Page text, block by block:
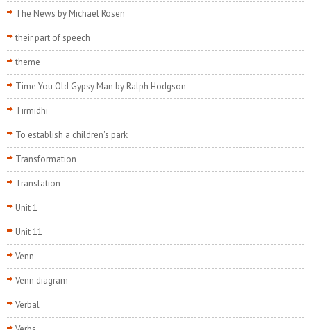
The News by Michael Rosen
their part of speech
theme
Time You Old Gypsy Man by Ralph Hodgson
Tirmidhi
To establish a children's park
Transformation
Translation
Unit 1
Unit 11
Venn
Venn diagram
Verbal